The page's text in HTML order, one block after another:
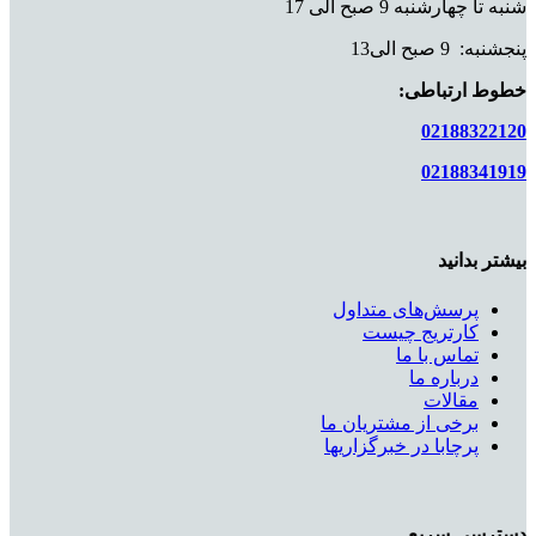
شنبه تا چهارشنبه 9 صبح الی 17
پنجشنبه: 9 صبح الی13
خطوط ارتباطی:
02188322120
02188341919
بیشتر بدانید
پرسش‌های متداول
کارتریج چیست
تماس با ما
درباره ما
مقالات
برخی از مشتریان ما
پرچابا در خبرگزاریها